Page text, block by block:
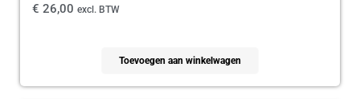
€ 26,00 excl. BTW
Toevoegen aan winkelwagen